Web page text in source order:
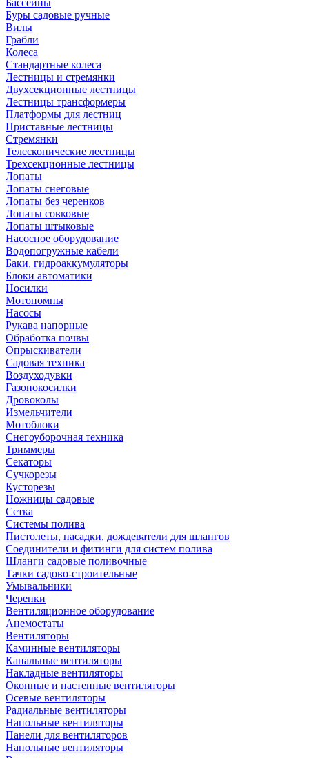
Бассейны
Буры садовые ручные
Вилы
Грабли
Колеса
Стандартные колеса
Лестницы и стремянки
Двухсекционные лестницы
Лестницы трансформеры
Платформы для лестниц
Приставные лестницы
Стремянки
Телескопические лестницы
Трехсекционные лестницы
Лопаты
Лопаты снеговые
Лопаты без черенков
Лопаты совковые
Лопаты штыковые
Насосное оборудование
Водопогружные кабели
Баки, гидроаккумуляторы
Блоки автоматики
Носилки
Мотопомпы
Насосы
Рукава напорные
Обработка почвы
Опрыскиватели
Садовая техника
Воздуходувки
Газонокосилки
Дровоколы
Измельчители
Мотоблоки
Снегоуборочная техника
Триммеры
Секаторы
Сучкорезы
Кусторезы
Ножницы садовые
Сетка
Системы полива
Пистолеты, насадки, дождеватели для шлангов
Соединители и фитинги для систем полива
Шланги садовые поливочные
Тачки садово-строительные
Умывальники
Черенки
Вентиляционное оборудование
Анемостаты
Вентиляторы
Каминные вентиляторы
Канальные вентиляторы
Накладные вентиляторы
Оконные и настенные вентиляторы
Осевые вентиляторы
Радиальные вентиляторы
Напольные вентиляторы
Панели для вентиляторов
Напольные вентиляторы